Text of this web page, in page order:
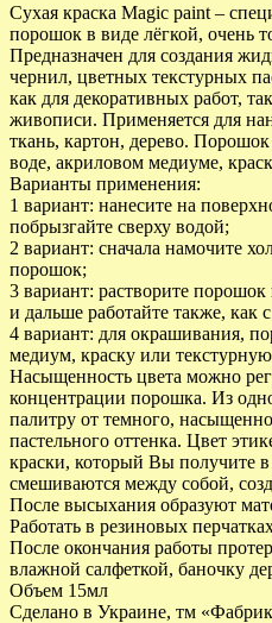
Сухая краска Magic paint –
порошок в виде лёгкой, очень
Предназначен для создания
чернил, цветных текстурных
как для декоративных работ,
живописи. Применяется для
ткань, картон, дерево. Порошок
воде, акриловом медиуме,
Варианты применения:
1 вариант: нанесите на
побрызгайте сверху водой;
2 вариант: сначала намочите
порошок;
3 вариант: растворите
и дальше работайте также, как
4 вариант: для окрашивания,
медиум, краску или текстурную
Насыщенность цвета можно
концентрации порошка. Из
палитру от темного,
пастельного оттенка. Цвет
краски, который Вы получите в
смешиваются между собой,
После высыхания образуют
Работать в резиновых
После окончания работы
влажной салфеткой, баночку
Объем 15мл
Сделано в Украине, тм